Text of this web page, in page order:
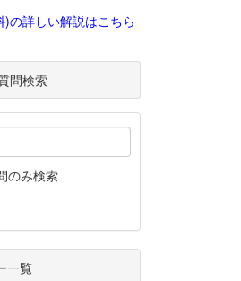
)の詳しい解説はこちら
問検索
のみ検索
一覧